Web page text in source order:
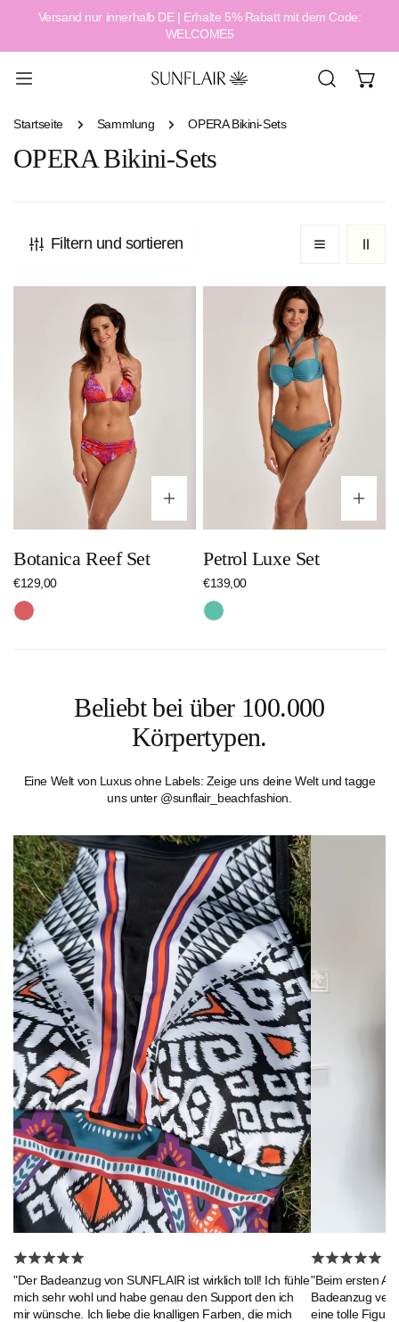
springen
Versand nur innerhalb DE | Erhalte 5% Rabatt mit dem Code:
WELCOME5
Startseite Sammlung OPERA Bikini-Sets
OPERA Bikini-Sets
Filtern und sortieren
Optionen wählen
Botanica Reef Set
Regulärer
Preis
€129,00
Rot
Petrol Luxe Set
Regulärer
Preis
€139,00
Türkis
Beliebt bei über 100.000
Körpertypen.
Eine Welt von Luxus ohne Labels: Zeige uns deine Welt und tagge
uns unter @sunflair_beachfashion.
"Der Badeanzug von SUNFLAIR ist wirklich toll! Ich fühle
mich sehr wohl und habe genau den Support den ich
mir wünsche. Ich liebe die knalligen Farben, die mich
"Beim ersten
Badeanzug
eine tolle Figur."